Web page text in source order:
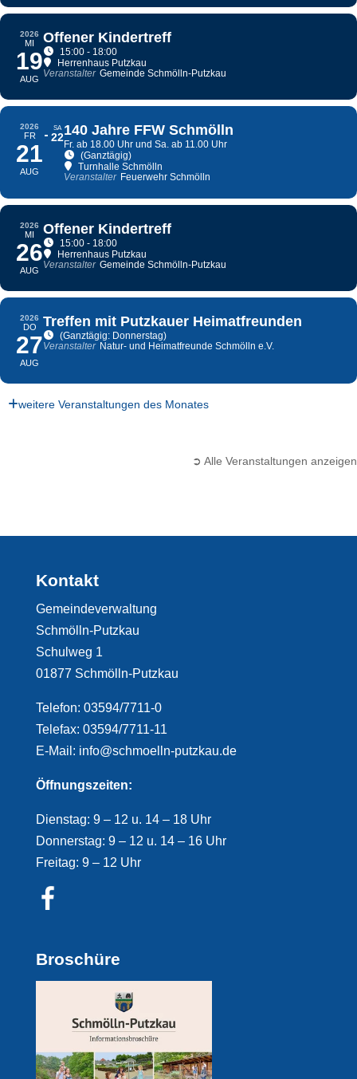
2026
MI
19
AUG
Offener Kindertreff
15:00 - 18:00
Herrenhaus Putzkau
Veranstalter Gemeinde Schmölln-Putzkau
2026
FR
21
AUG
SA
22140 Jahre FFW Schmölln
Fr. ab 18.00 Uhr und Sa. ab 11.00 Uhr
(Ganztägig)
Turnhalle Schmölln
Veranstalter Feuerwehr Schmölln
2026
MI
26
AUG
Offener Kindertreff
15:00 - 18:00
Herrenhaus Putzkau
Veranstalter Gemeinde Schmölln-Putzkau
2026
DO
27
AUG
Treffen mit Putzkauer Heimatfreunden
(Ganztägig: Donnerstag)
Veranstalter Natur- und Heimatfreunde Schmölln e.V.
weitere Veranstaltungen des Monates
➲ Alle Veranstaltungen anzeigen
Kontakt
Gemeindeverwaltung
Schmölln-Putzkau
Schulweg 1
01877 Schmölln-Putzkau
Telefon: 03594/7711-0
Telefax: 03594/7711-11
E-Mail: info@schmoelln-putzkau.de
Öffnungszeiten:
Dienstag: 9 – 12 u. 14 – 18 Uhr
Donnerstag: 9 – 12 u. 14 – 16 Uhr
Freitag: 9 – 12 Uhr
Broschüre